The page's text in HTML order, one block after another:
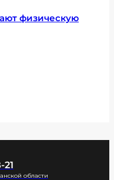
физическую
области